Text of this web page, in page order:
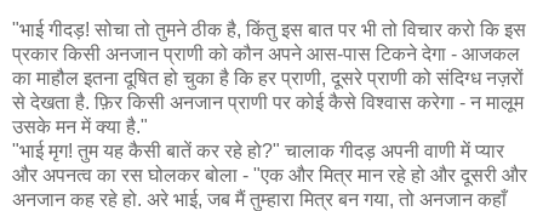
"भाई गीदड़! सोचा तो तुमने ठीक है, किंतु इस बात पर भी तो विचार करो कि इस
प्रकार किसी अनजान प्राणी को कौन अपने आस-पास टिकने देगा - आजकल
का माहौल इतना दूषित हो चुका है कि हर प्राणी, दूसरे प्राणी को संदिग्ध नज़रों
से देखता है. फ़िर किसी अनजान प्राणी पर कोई कैसे विश्वास करेगा - न मालूम
उसके मन में क्या है."
"भाई मृग! तुम यह कैसी बातें कर रहे हो?" चालाक गीदड़ अपनी वाणी में प्यार
और अपनत्व का रस घोलकर बोला - "एक और मित्र मान रहे हो और दूसरी और
अनजान कह रहे हो. अरे भाई, जब मैं तुम्हारा मित्र बन गया, तो अनजान कहाँ